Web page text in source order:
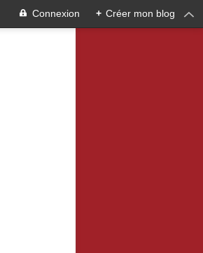
Connexion + Créer mon blog